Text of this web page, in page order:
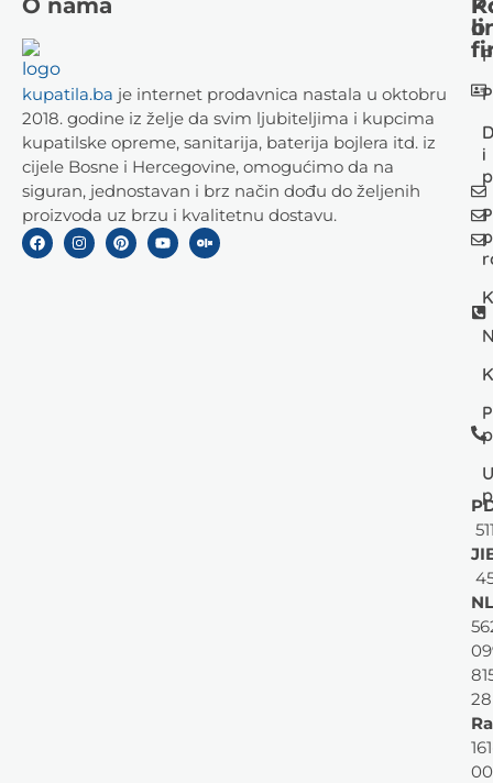
kupatila.ba je internet prodavnica nastala u oktobru
2018. godine iz želje da svim ljubiteljima i kupcima
kupatilske opreme, sanitarija, baterija bojlera itd. iz
cijele Bosne i Hercegovine, omogućimo da na
siguran, jednostavan i brz način dođu do željenih
proizvoda uz brzu i kvalitetnu dostavu.
i
o
28